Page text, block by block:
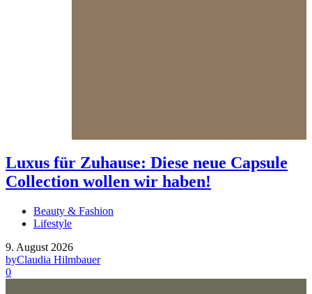
Luxus für Zuhause: Diese neue Capsule
Collection wollen wir haben!
Beauty & Fashion
Lifestyle
9. August 2026
byClaudia Hilmbauer
0